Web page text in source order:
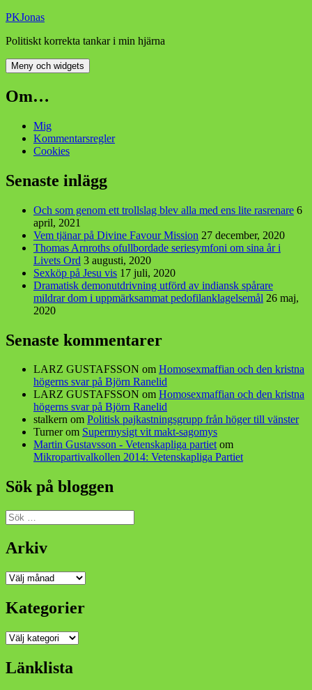
Hoppa
innehåll
PKJonas
Politiskt korrekta tankar i min hjärna
Meny och widgets
Om…
Mig
Kommentarsregler
Cookies
Senaste inlägg
Och som genom ett trollslag blev alla med ens lite rasrenare 6
april, 2021
Vem tjänar på Divine Favour Mission 27 december, 2020
Thomas Arnroths ofullbordade seriesymfoni om sina år i
Livets Ord 3 augusti, 2020
Sexköp på Jesu vis 17 juli, 2020
Dramatisk demonutdrivning utförd av indiansk spårare
mildrar dom i uppmärksammat pedofilanklagelsemål 26 maj,
2020
Senaste kommentarer
LARZ GUSTAFSSON om Homosexmaffian och den kristna
högerns svar på Björn Ranelid
LARZ GUSTAFSSON om Homosexmaffian och den kristna
högerns svar på Björn Ranelid
stalkern om Politisk pajkastningsgrupp från höger till vänster
Turnerom Supermysigt vit makt-sagomys
Martin Gustavsson - Vetenskapliga partietom
Mikropartivalkollen 2014: Vetenskapliga Partiet
Sök på bloggen
Sök
efter:
Arkiv
Arkiv
Kategorier
Kategorier
Länklista